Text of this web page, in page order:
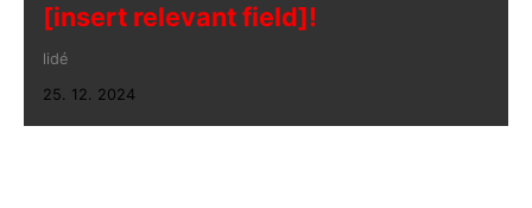
[insert relevant field]!
lidé
25. 12. 2024